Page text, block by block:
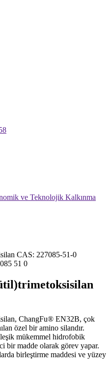
ve Teknolojik Kalkınma
CAS: 227085-51-0
ChangFu® EN32B, çok
özel bir amino silandır.
mükemmel hidrofobik
bir madde olarak görev yapar.
birleştirme maddesi ve yüzey